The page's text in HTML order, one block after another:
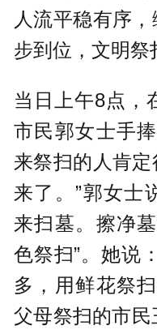
人流平稳有序
步到位，文明祭
当日上午8点，
市民郭女士手
来祭扫的人肯
来了。”郭女士
来扫墓。擦净
色祭扫”。她说
多，用鲜花祭
父母祭扫的市